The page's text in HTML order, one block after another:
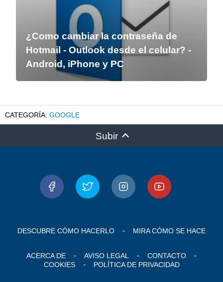
¿Como cambiar la contraseña de
Hotmail - Outlook desde el celular? -
Android, iPhone y PC
GOOGLE
Subir
DESCUBRE CÓMO HACERLO MIRA CÓMO SE HACE
ACERCA DE AVISO LEGAL
CONTACTO
COOKIES
POLÍTICA DE PRIVACIDAD